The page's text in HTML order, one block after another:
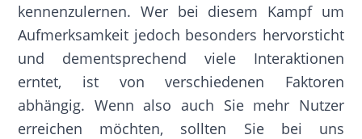
kennenzulernen. Wer bei diesem Kampf um
Aufmerksamkeit jedoch besonders hervorsticht
und dementsprechend viele Interaktionen
erntet, ist von verschiedenen Faktoren
abhängig. Wenn also auch Sie mehr Nutzer
erreichen möchten, sollten Sie bei uns